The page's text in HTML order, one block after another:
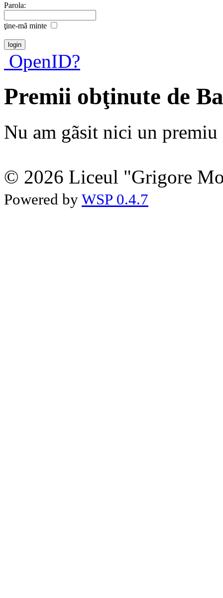
Parola:
ţine-mã minte
OpenID?
Premii obţinute de
Nu am gãsit nici un premiu
© 2026 Liceul "Grigore
Powered by WSP 0.4.7